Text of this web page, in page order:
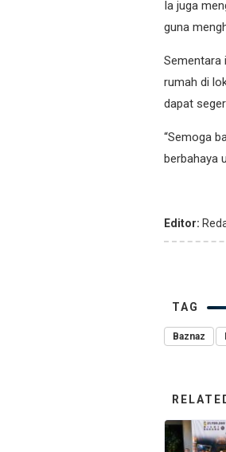
Ia juga
guna
Sementara
rumah di
dapat
“Semoga
berbahaya
Editor:
TAG
Baznaz